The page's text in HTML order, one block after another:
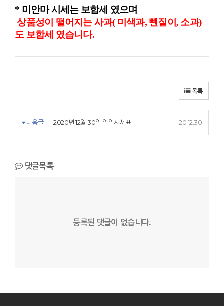
* 미안마 시세는 보합세 였으며
상품성이 떨어지는 사과( 미색과, 뺀질이, 소과)
도 보합세 였습니다.
목록
다음글 2020년 12월 30일 일일시세표 20.12.30
댓글목록
등록된 댓글이 없습니다.